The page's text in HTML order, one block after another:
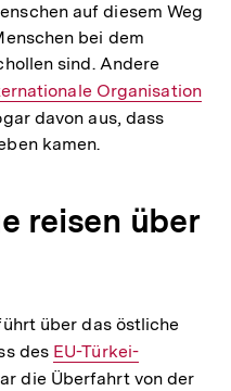
Link:
auf diesem Weg
bei dem
sind. Andere
Organisation
davon aus, dass
kamen.
reisen über
über das östliche
des Interner
Link:
EU-Türkei-
die Überfahrt von der